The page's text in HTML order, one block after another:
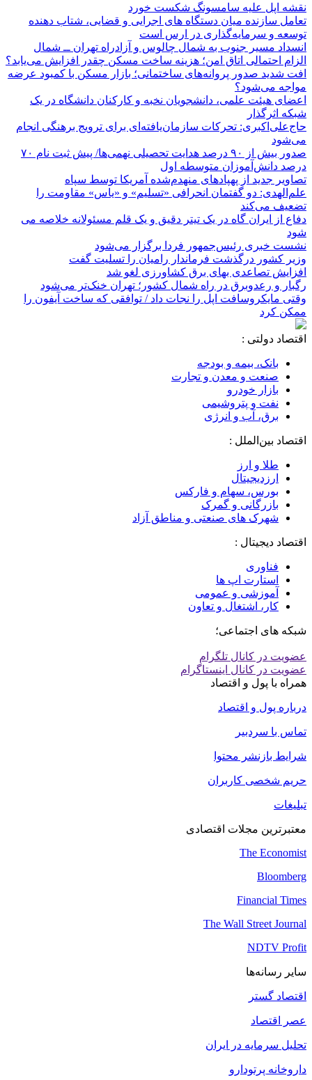
نقشه اپل علیه سامسونگ شکست خورد
تعامل سازنده میان دستگاه‌ های اجرایی و قضایی، شتاب‌ دهنده
توسعه و سرمایه‌گذاری در ارس است
انسداد مسیر جنوب به شمال چالوس و آزادراه تهران ــ شمال
الزام احتمالی اتاق امن؛ هزینه ساخت مسکن چقدر افزایش می‌یابد؟
افت شدید صدور پروانه‌های ساختمانی؛ بازار مسکن با کمبود عرضه
مواجه می‌شود؟
اعضای هیئت علمی، دانشجویان نخبه و کارکنان دانشگاه در یک
شبکه‌ اثرگذار
حاج‌علی‌اکبری: تحرکات سازمان‌یافته‌ای برای ترویج برهنگی انجام
می‌شود
صدور بیش از ۹۰ درصد هدایت تحصیلی نهمی‌ها/ پیش ثبت نام ۷۰
درصد دانش‌آموزان متوسطه اول
تصاویر جدید از پهپادهای منهدم‌شده آمریکا توسط سپاه
علم‌الهدی: دو گفتمان انحرافی «تسلیم» و «یاس» مقاومت را
تضعیف می‌کند
دفاع از ایران گاه در یک تیتر دقیق و یک قلم مسئولانه خلاصه می
شود
نشست خبری رئیس‌جمهور فردا برگزار می‌شود
وزیر کشور درگذشت فرماندار رامیان را تسلیت گفت
افزایش تصاعدی بهای برق کشاورزی لغو شد
رگبار و رعدوبرق در راه شمال کشور؛ تهران خنک‌تر می‌شود
وقتی مایکروسافت اپل را نجات داد / توافقی که ساخت آیفون را
ممکن کرد
اقتصاد دولتی :
بانک، بیمه و بودجه
صنعت و معدن و تجارت
بازار خودرو
نفت و پتروشیمی
برق، آب و انرژی
اقتصاد بین‌الملل :
طلا و ارز
ارزدیجیتال
بورس، سهام و فارکس
بازرگانی و گمرک
شهرک های صنعتی و مناطق آزاد
اقتصاد دیجیتال :
فناوری
استارت اپ ها
آموزشی و عمومی
کار، اشتغال و تعاون
شبکه های اجتماعی؛
عضویت در کانال تلگرام
عضویت در کانال اینستاگرام
همراه با پول و اقتصاد
درباره پول و اقتصاد
تماس با سردبیر
شرایط بازنشر محتوا
حریم شخصی کاربران
تبلیغات
معتبرترین مجلات اقتصادی
The Economist
Bloomberg
Financial Times
The Wall Street Journal
NDTV Profit
سایر رسانه‌ها
اقتصاد گستر
عصر اقتصاد
تحلیل سرمایه در ایران
داروخانه پرتودارو